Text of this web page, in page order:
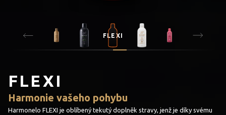
FLEXI
FLEXI
Harmonie vašeho pohybu
Harmonelo FLEXI je oblíbený tekutý doplněk stravy, jenž je díky svému